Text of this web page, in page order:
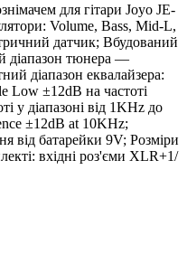
для гітари Joyo JE-
Volume, Bass, Mid-L,
датчик; Вбудований
діапазон тюнера —
діапазон еквалайзера:
Low ±12dB на частоті
у діапазоні від 1KHz до
±12dB at 10KHz;
від батарейки 9V; Розміри
вхідні роз'єми XLR+1/